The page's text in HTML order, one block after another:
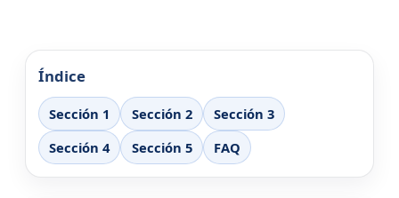
Índice
Sección 1 Sección 2
Sección 3
Sección 4
Sección 5 FAQ